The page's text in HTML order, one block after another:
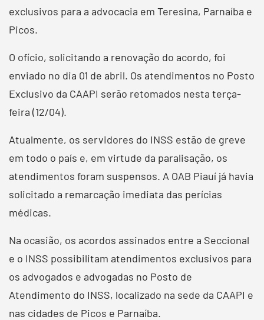
exclusivos para a advocacia em Teresina, Parnaíba e
Picos.
O ofício, solicitando a renovação do acordo, foi
enviado no dia 01 de abril. Os atendimentos no Posto
Exclusivo da CAAPI serão retomados nesta terça-
feira (12/04).
Atualmente, os servidores do INSS estão de greve
em todo o país e, em virtude da paralisação, os
atendimentos foram suspensos. A OAB Piauí já havia
solicitado a remarcação imediata das perícias
médicas.
Na ocasião, os acordos assinados entre a Seccional
e o INSS possibilitam atendimentos exclusivos para
os advogados e advogadas no Posto de
Atendimento do INSS, localizado na sede da CAAPI e
nas cidades de Picos e Parnaíba.